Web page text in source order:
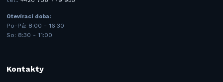
Otevírací doba:
Po-Pá: 8:00 - 16:30
So: 8:30 - 11:00
Kontakty